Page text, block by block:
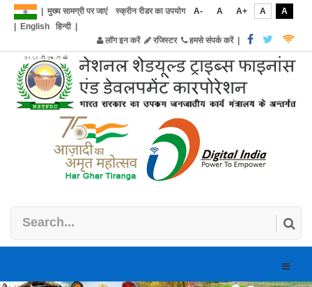
मुख्य सामग्री पर जाएं स्क्रीन रीडर का उपयोग A- A A+ A
A
English हिन्दी|
लॉग इन करें
रजिस्टर हमसे संपर्क करें|
Toggle